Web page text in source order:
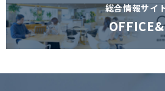
総合情報サイ
OFFICE&